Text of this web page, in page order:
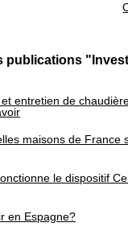
publications
entretien de
maisons de France
le dispositif
en Espagne?